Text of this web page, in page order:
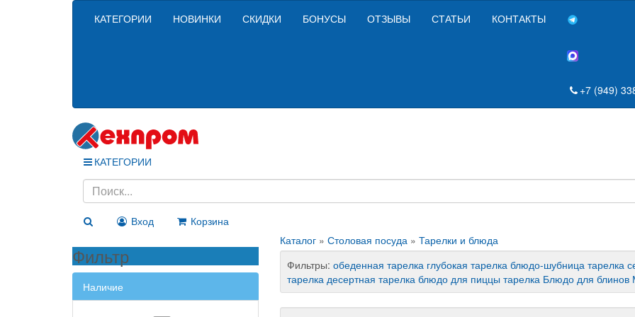
КАТЕГОРИИ НОВИНКИ СКИДКИ БОНУСЫ ОТЗЫВЫ СТАТЬИ КОНТАКТЫ
+7 (949)
КАТЕГОРИИ
Вход Корзина
Фильтр
Наличие
Каталог» Столовая посуда » Тарелки и блюда
Фильтры: обеденная тарелка глубокая тарелка блюдо-шубница тарелка
тарелка десертная тарелка блюдо для пиццы тарелка Блюдо для блинов